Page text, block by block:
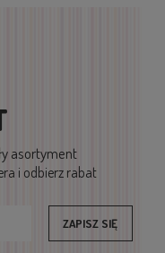
asortyment
i odbierz rabat
ZAPISZ SIĘ